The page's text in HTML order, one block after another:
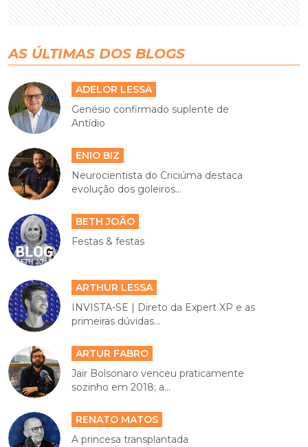
AS ÚLTIMAS DOS BLOGS
ADELOR LESSA
Genésio confirmado suplente de
Antídio
ENIO BIZ
Neurocientista do Criciúma destaca
evolução dos goleiros...
BETH JOÃO
Festas & festas
ARTHUR LESSA
INVISTA-SE | Direto da Expert XP e as
primeiras dúvidas...
ARTUR FABRO
Jair Bolsonaro venceu praticamente
sozinho em 2018; a...
RENATO MATOS
A princesa transplantada